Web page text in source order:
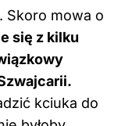
Skoro mowa o
się z kilku
kciuka do